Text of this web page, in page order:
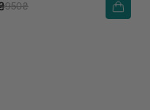
950₴